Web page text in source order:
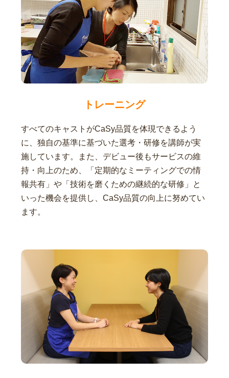
トレーニング
すべてのキャストがCaSy品質を体現できるよう
に、独自の基準に基づいた選考・研修を講師が実
施しています。また、デビュー後もサービスの維
持・向上のため、「定期的なミーティングでの情
報共有」や「技術を磨くための継続的な研修」と
いった機会を提供し、CaSy品質の向上に努めてい
ます。